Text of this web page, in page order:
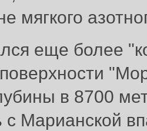
мягкого
еще более
в 8700
с Марианской